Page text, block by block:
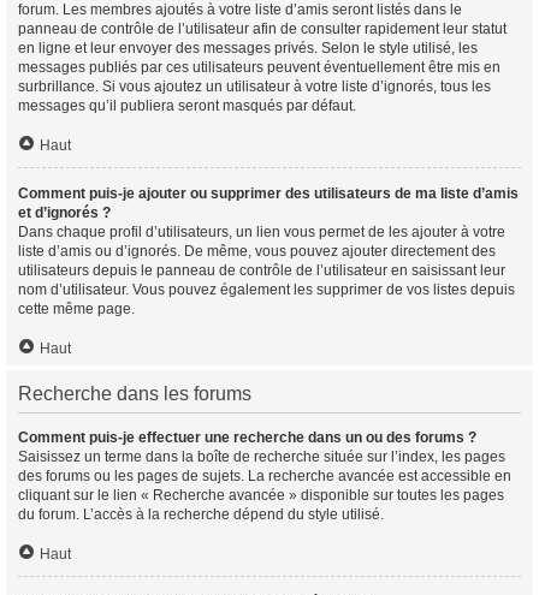
forum. Les membres ajoutés à votre liste d’amis seront listés dans le
panneau de contrôle de l’utilisateur afin de consulter rapidement leur statut
en ligne et leur envoyer des messages privés. Selon le style utilisé, les
messages publiés par ces utilisateurs peuvent éventuellement être mis en
surbrillance. Si vous ajoutez un utilisateur à votre liste d’ignorés, tous les
messages qu’il publiera seront masqués par défaut.
Haut
Comment puis-je ajouter ou supprimer des utilisateurs de ma liste d’amis
et d’ignorés ?
Dans chaque profil d’utilisateurs, un lien vous permet de les ajouter à votre
liste d’amis ou d’ignorés. De même, vous pouvez ajouter directement des
utilisateurs depuis le panneau de contrôle de l’utilisateur en saisissant leur
nom d’utilisateur. Vous pouvez également les supprimer de vos listes depuis
cette même page.
Haut
Recherche dans les forums
Comment puis-je effectuer une recherche dans un ou des forums ?
Saisissez un terme dans la boîte de recherche située sur l’index, les pages
des forums ou les pages de sujets. La recherche avancée est accessible en
cliquant sur le lien « Recherche avancée » disponible sur toutes les pages
du forum. L’accès à la recherche dépend du style utilisé.
Haut